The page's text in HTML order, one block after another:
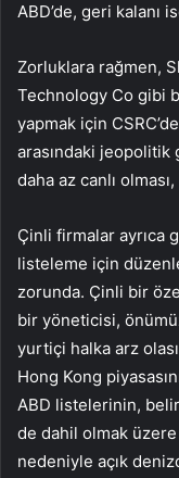
ABD’de, geri kalanı
Zorluklara rağmen,
Technology Co gibi
yapmak için
arasındaki jeopolitik
daha az canlı
Çinli firmalar ayrıca
listeleme için
zorunda. Çinli bir
bir yöneticisi,
yurtiçi halka arz
Hong Kong
ABD listelerinin,
de dahil olmak
nedeniyle açık